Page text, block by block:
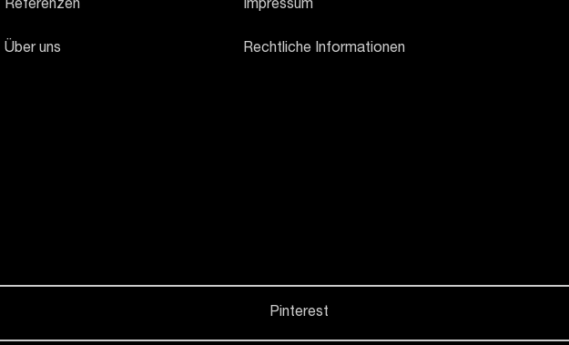
Referenzen
Über uns
Impressum
Rechtliche Informationen
Pinterest